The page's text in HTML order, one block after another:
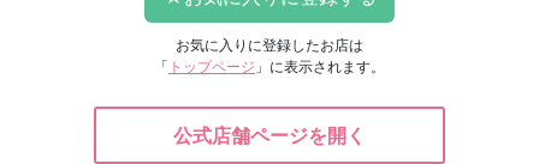
お気に入りに登録したお店は
「 トップページ 」に表示されます。
公式店舗ページを開く